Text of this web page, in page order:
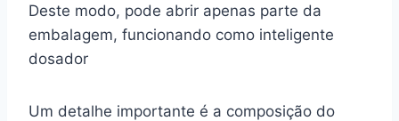
Deste modo, pode abrir apenas parte da
embalagem, funcionando como inteligente
dosador
Um detalhe importante é a composição do